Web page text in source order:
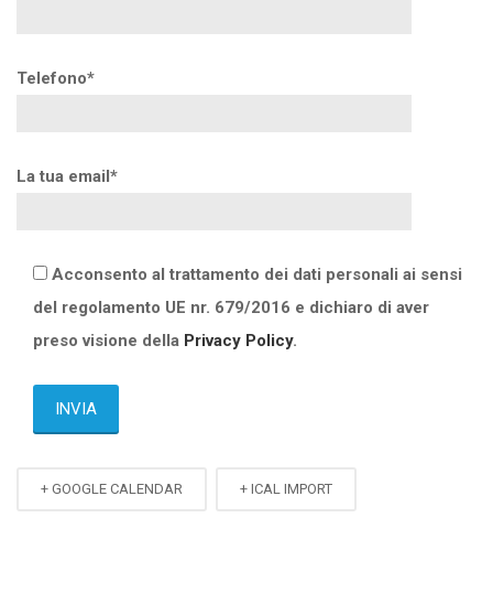
Telefono*
La tua email*
Acconsento al trattamento dei dati personali ai sensi
del regolamento UE nr. 679/2016 e dichiaro di aver
preso visione della Privacy Policy.
+ GOOGLE CALENDAR + ICAL IMPORT